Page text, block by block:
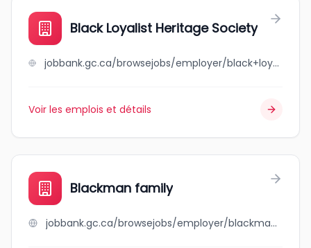
Black Loyalist Heritage Society
jobbank.gc.ca/browsejobs/employer/black+loyalist+heritage+society/ca
Voir les emplois et détails
Blackman family
jobbank.gc.ca/browsejobs/employer/blackman+family/ca